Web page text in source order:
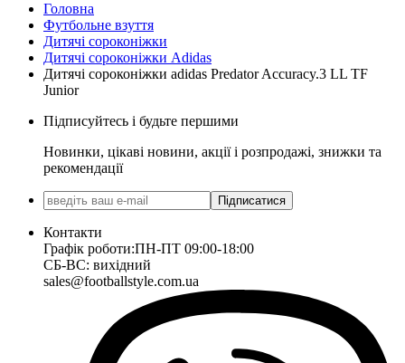
Головна
Футбольне взуття
Дитячі сороконіжки
Дитячі сороконіжки Adidas
Дитячі сороконіжки adidas Predator Accuracy.3 LL TF
Junior
Підписуйтесь і будьте першими
Новинки, цікаві новини, акції і розпродажі, знижки та
рекомендації
Підписатися
Контакти
Графік роботи:ПН-ПТ 09:00-18:00
СБ-ВС: вихідний
sales@footballstyle.com.ua